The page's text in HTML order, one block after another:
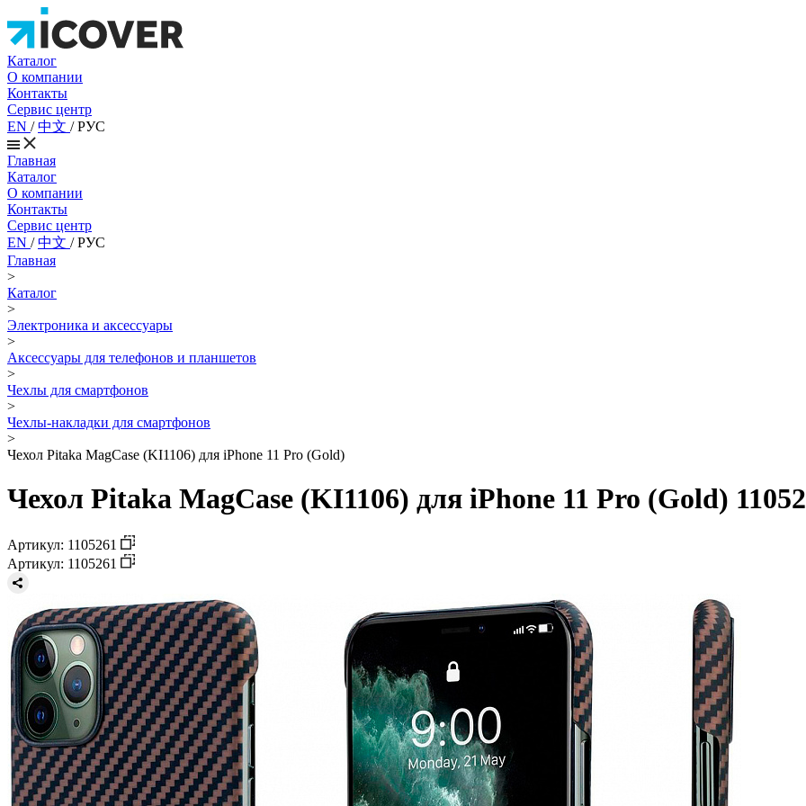
Каталог
О компании
Контакты
Сервис центр
EN /中文 /РУС
Главная
Каталог
О компании
Контакты
Сервис центр
EN /中文 /РУС
Главная
>
Каталог
>
Электроника и аксессуары
>
Аксессуары для телефонов и планшетов
>
Чехлы для смартфонов
>
Чехлы-накладки для смартфонов
>
Чехол Pitaka MagCase (KI1106) для iPhone 11 Pro (Gold)
Чехол Pitaka MagCase (KI1106) для iPhone 11 Pro (Gold)
Артикул: 1105261
Артикул: 1105261